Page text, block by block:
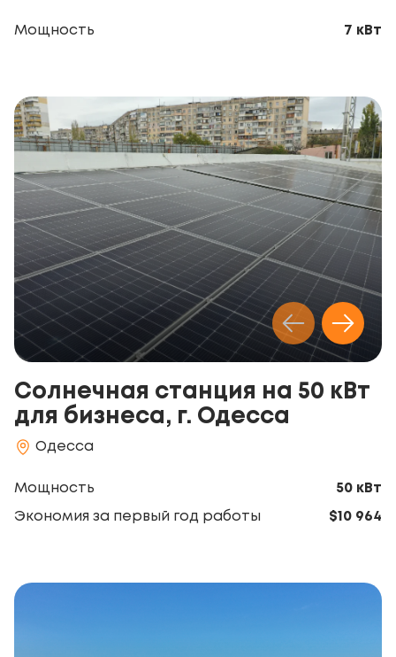
Мощность 7 кВт
Солнечная станция на 50 кВт
для бизнеса, г. Одесса
Одесса
Мощность 50 кВт
Экономия за первый год работы $10 964